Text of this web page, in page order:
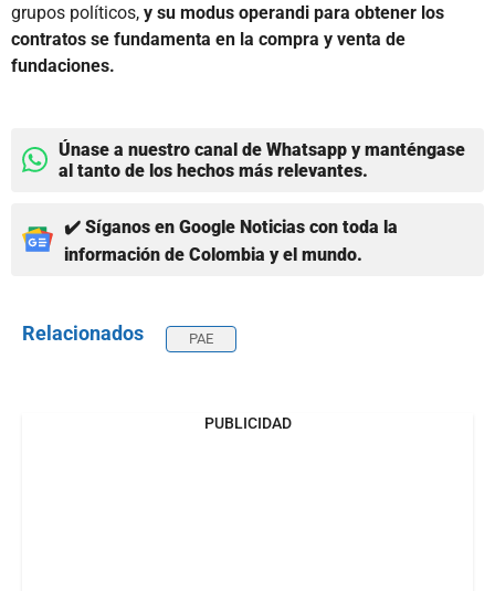
grupos políticos, y su modus operandi para obtener los
contratos se fundamenta en la compra y venta de
fundaciones.
Únase a nuestro canal de Whatsapp y manténgase
al tanto de los hechos más relevantes.
✔️ Síganos en Google Noticias con toda la
información de Colombia y el mundo.
Relacionados PAE
PUBLICIDAD